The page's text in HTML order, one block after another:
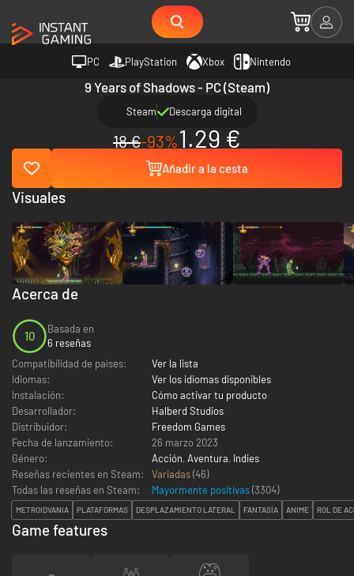
PC PlayStation Xbox Nintendo
9 Years of Shadows - PC (Steam)
Steam Descarga digital
18 €-93%1.29 €
Añadir a la cesta
Acerca de
10
Basada en
6 reseñas
Compatibilidad de países:
Ver la lista
Idiomas:
Ver los idiomas disponibles
Instalación:
Cómo activar tu producto
Desarrollador:
Halberd Studios
Distribuidor:
Freedom Games
Fecha de lanzamiento:
26 marzo 2023
Género:
Acción, Aventura, Indies
Reseñas recientes en Steam:
Variadas(46)
Todas las reseñas en Steam:
Mayormente positivas(3304)
METROIDVANIA PLATAFORMAS DESPLAZAMIENTO LATERAL FANTASÍA ANIME ROL DE
Visuales
Game features